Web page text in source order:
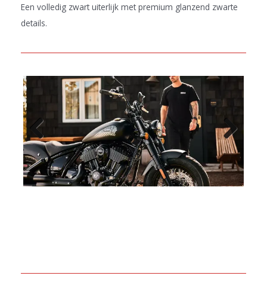
Een volledig zwart uiterlijk met premium glanzend zwarte
details.
Previo
us
Next